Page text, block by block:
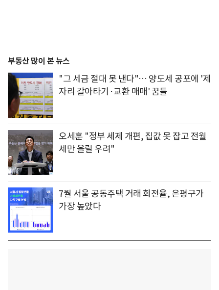
부동산 많이 본 뉴스
"그 세금 절대 못 낸다"… 양도세 공포에 '제
자리 갈아타기·교환 매매' 꿈틀
오세훈 "정부 세제 개편, 집값 못 잡고 전월
세만 올릴 우려"
7월 서울 공동주택 거래 회전율, 은평구가
가장 높았다